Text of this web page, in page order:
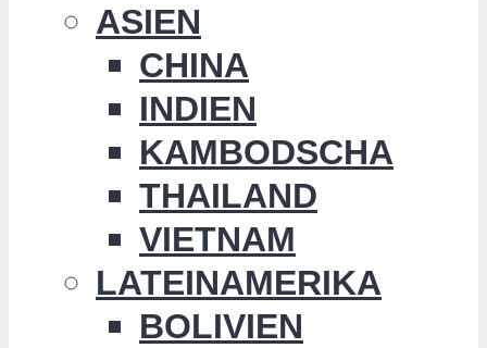
ASIEN
CHINA
INDIEN
KAMBODSCHA
THAILAND
VIETNAM
LATEINAMERIKA
BOLIVIEN